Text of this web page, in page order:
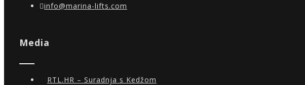
info@marina-lifts.com
Media
RTL.HR – Suradnja s Kedžom